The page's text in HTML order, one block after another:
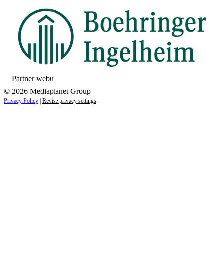
Partner webu
© 2026 Mediaplanet Group
Privacy Policy Revise privacy settings